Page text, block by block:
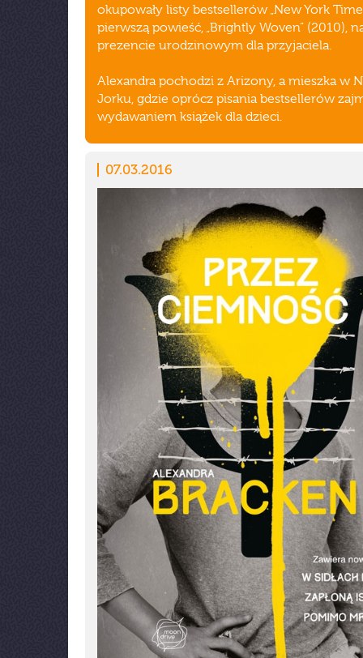
okupowały listy bestsellerów „New York
pierwszą powieść, „Brightly Woven” (2010),
prezencie urodzinowym dla przyjaciela.
Alexandra pochodzi z Arizony, a mieszka w
Jorku, gdzie oprócz pisania bestsellerów
wydawaniem książek dla dzieci.
07.03.2016